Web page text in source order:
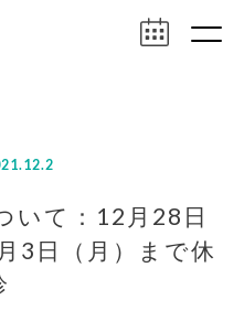
いて：12月28日
3日（月）まで休